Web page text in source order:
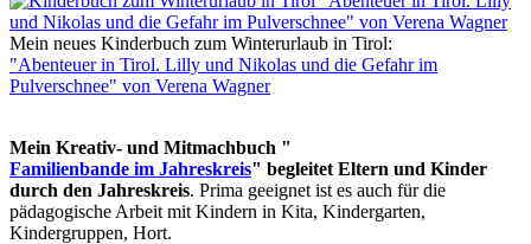
Mein neues Kinderbuch zum Winterurlaub in Tirol:
"Abenteuer in Tirol. Lilly und Nikolas und die Gefahr im
Pulverschnee" von Verena Wagner
Mein Kreativ- und Mitmachbuch "
Familienbande im Jahreskreis" begleitet Eltern und Kinder
durch den Jahreskreis. Prima geeignet ist es auch für die
pädagogische Arbeit mit Kindern in Kita, Kindergarten,
Kindergruppen, Hort.